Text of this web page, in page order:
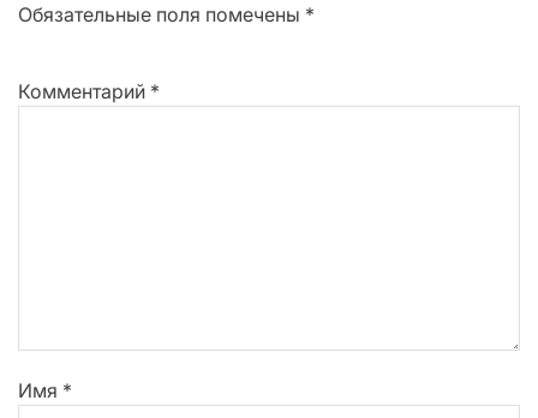
Обязательные поля помечены *
Комментарий *
Имя *